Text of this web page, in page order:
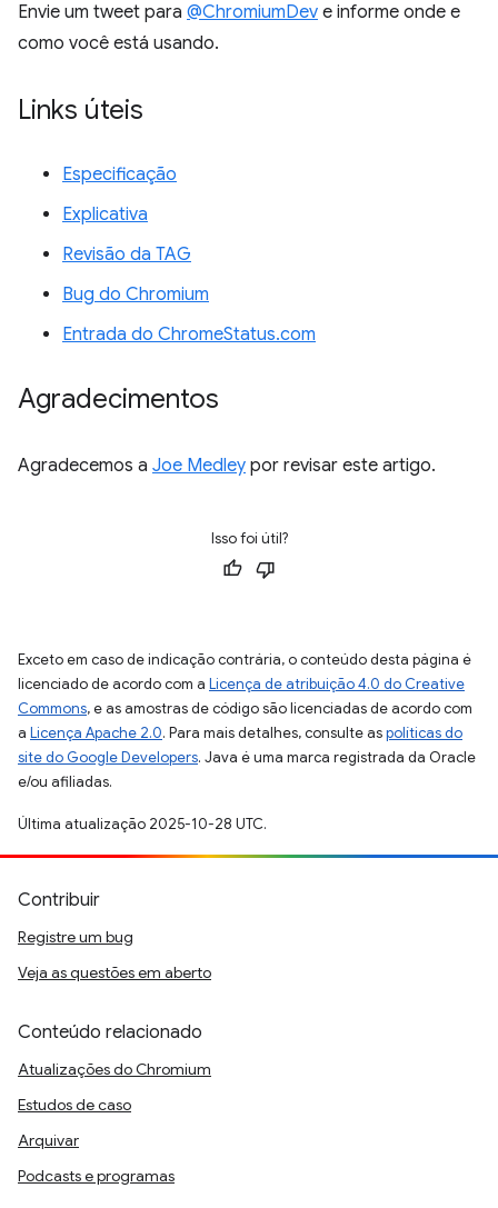
Envie um tweet para @ChromiumDev e informe onde e
como você está usando.
Links úteis
Especificação
Explicativa
Revisão da TAG
Bug do Chromium
Entrada do ChromeStatus.com
Agradecimentos
Agradecemos a Joe Medley por revisar este artigo.
Isso foi útil?
Exceto em caso de indicação contrária, o conteúdo desta página é
licenciado de acordo com a Licença de atribuição 4.0 do Creative
Commons, e as amostras de código são licenciadas de acordo com
a Licença Apache 2.0. Para mais detalhes, consulte aspolíticas do
site do Google Developers. Java é uma marca registrada da Oracle
e/ou afiliadas.
Última atualização 2025-10-28 UTC.
Contribuir
Registre um bug
Veja as questões em aberto
Conteúdo relacionado
Atualizações do Chromium
Estudos de caso
Arquivar
Podcasts e programas